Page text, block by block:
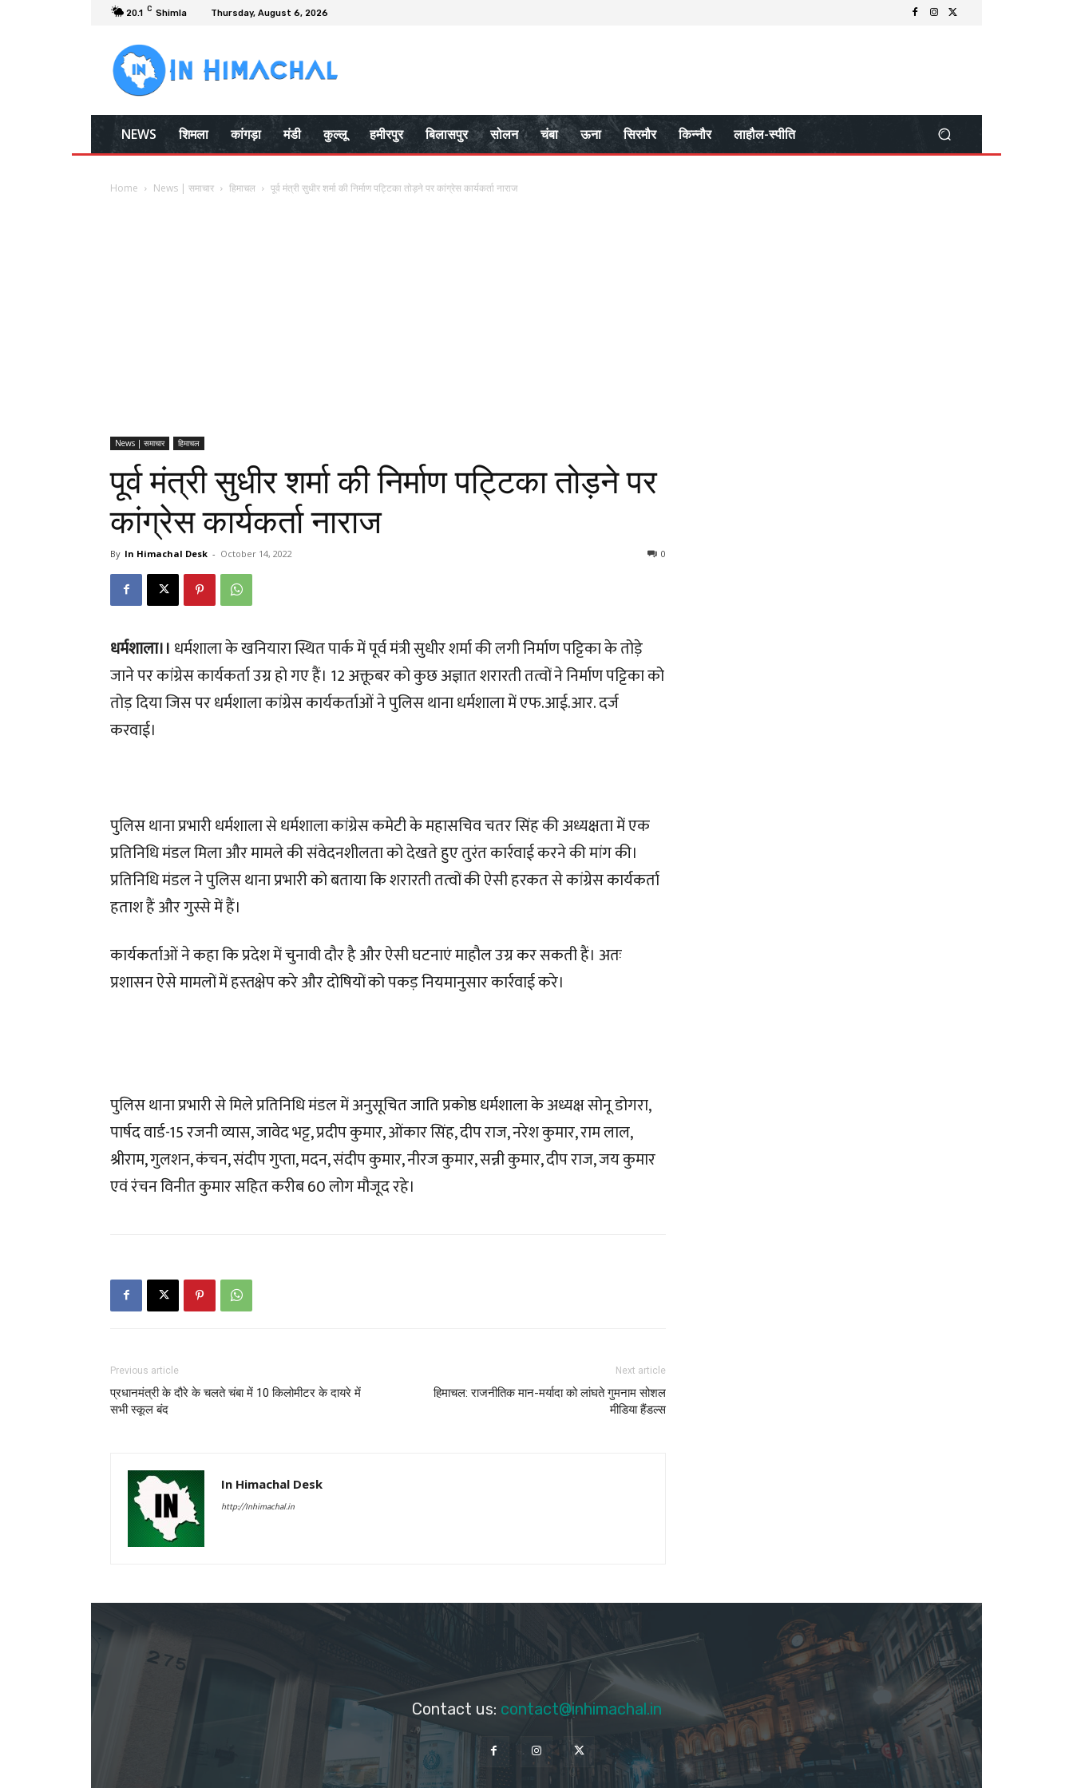
20.1 C Shimla Thursday, August 6, 2026
NEWS शिमला कांगड़ा मंडी कुल्लू हमीरपुर बिलासपुर सोलन चंबा ऊना सिरमौर किन्नौर लाहौल-स्पीति
Home News | समाचार हिमाचल पूर्व मंत्री सुधीर शर्मा की निर्माण पट्टिका तोड़ने पर कांग्रेस कार्यकर्ता नाराज
News | समाचार हिमाचल
पूर्व मंत्री सुधीर शर्मा की निर्माण पट्टिका तोड़ने पर
कांग्रेस कार्यकर्ता नाराज
By In Himachal Desk - October 14, 2022 0
धर्मशाला।। धर्मशाला के खनियारा स्थित पार्क में पूर्व मंत्री सुधीर शर्मा की लगी निर्माण पट्टिका के तोड़े
जाने पर कांग्रेस कार्यकर्ता उग्र हो गए हैं। 12 अक्तूबर को कुछ अज्ञात शरारती तत्वों ने निर्माण पट्टिका को
तोड़ दिया जिस पर धर्मशाला कांग्रेस कार्यकर्ताओं ने पुलिस थाना धर्मशाला में एफ.आई.आर. दर्ज
करवाई।
पुलिस थाना प्रभारी धर्मशाला से धर्मशाला कांग्रेस कमेटी के महासचिव चतर सिंह की अध्यक्षता में एक
प्रतिनिधि मंडल मिला और मामले की संवेदनशीलता को देखते हुए तुरंत कार्रवाई करने की मांग की।
प्रतिनिधि मंडल ने पुलिस थाना प्रभारी को बताया कि शरारती तत्वों की ऐसी हरकत से कांग्रेस कार्यकर्ता
हताश हैं और गुस्से में हैं।
कार्यकर्ताओं ने कहा कि प्रदेश में चुनावी दौर है और ऐसी घटनाएं माहौल उग्र कर सकती हैं। अतः
प्रशासन ऐसे मामलों में हस्तक्षेप करे और दोषियों को पकड़ नियमानुसार कार्रवाई करे।
पुलिस थाना प्रभारी से मिले प्रतिनिधि मंडल में अनुसूचित जाति प्रकोष्ठ धर्मशाला के अध्यक्ष सोनू डोगरा,
पार्षद वार्ड-15 रजनी व्यास, जावेद भट्ट, प्रदीप कुमार, ओंकार सिंह, दीप राज, नरेश कुमार, राम लाल,
श्रीराम, गुलशन, कंचन, संदीप गुप्ता, मदन, संदीप कुमार, नीरज कुमार, सन्नी कुमार, दीप राज, जय कुमार
एवं रंचन विनीत कुमार सहित करीब 60 लोग मौजूद रहे।
Previous article
प्रधानमंत्री के दौरे के चलते चंबा में 10 किलोमीटर के दायरे में
सभी स्कूल बंद
Next article
हिमाचल: राजनीतिक मान-मर्यादा को लांघते गुमनाम सोशल
मीडिया हैंडल्स
In Himachal Desk
http://Inhimachal.in
Contact us: contact@inhimachal.in